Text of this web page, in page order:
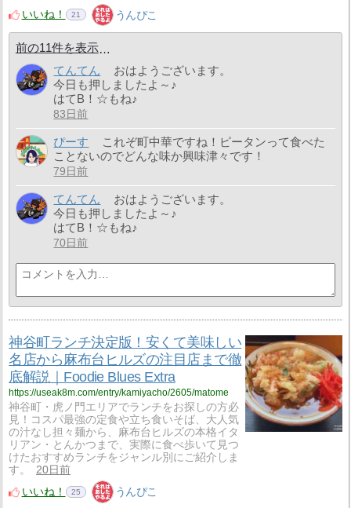
いいね！
21 うんぴこ
前の11件を表示
てんてん
おはようございます。
今日も押しましたよ～♪
はてB！☆もね♪
83日前
ぴーす
これぞ町中華ですね！ピータンって食べた
ことないのでどんな味か興味津々です！
79日前
てんてん
おはようございます。
今日も押しましたよ～♪
はてB！☆もね♪
70日前
神谷町ランチ決定版！安くて美味しい
名店から麻布台ヒルズの注目店まで徹
底解説｜Foodie Blues Extra
https://useak8m.com/entry/kamiyacho/2605/matome
神谷町・虎ノ門エリアでランチをお探しの方必
見！コスパ最強の定食や立ち食いそば、大人気
の汁なし担々麺から、麻布台ヒルズの本格イタ
リアン・とんかつまで、実際に食べ歩いて見つ
けたおすすめランチをジャンル別にご紹介しま
す。
20日前
いいね！
25 うんぴこ